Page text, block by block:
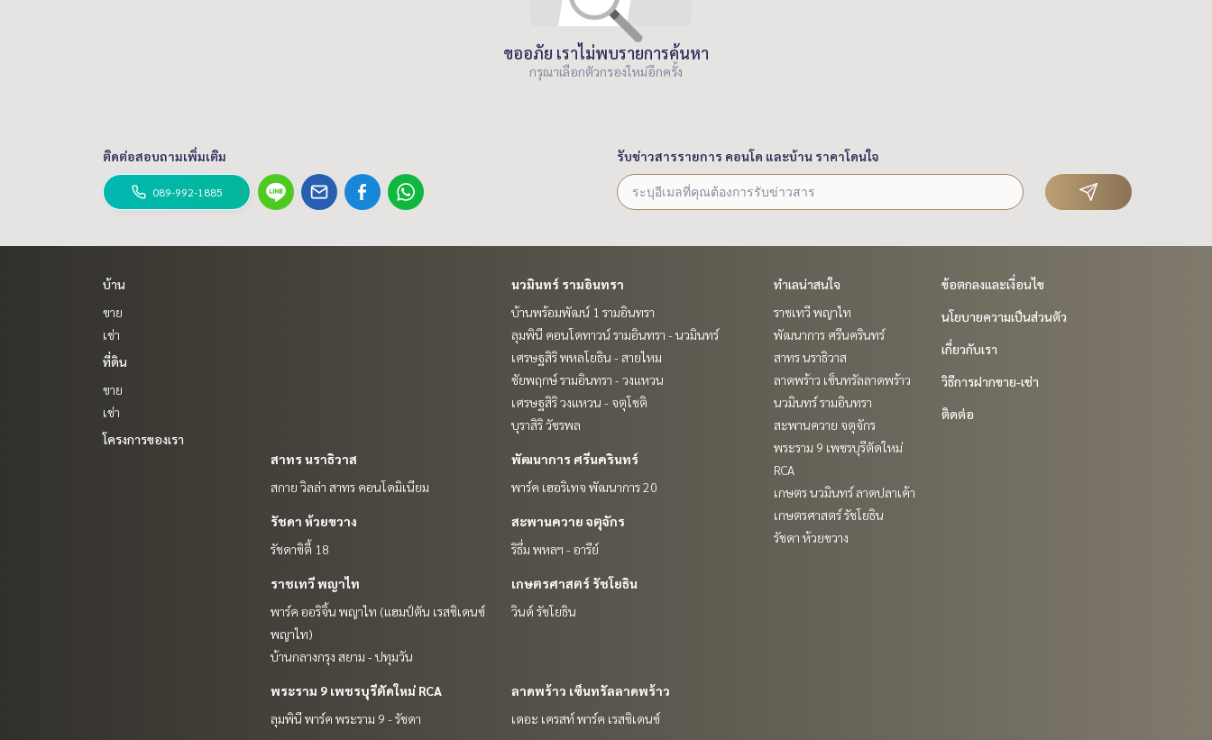
ขออภัย เราไม่พบรายการค้นหา
กรุณาเลือกตัวกรองใหม่อีกครั้ง
ติดต่อสอบถามเพิ่มเติม
089-992-1885
รับข่าวสารรายการ คอนโด และบ้าน ราคาโดนใจ
บ้าน
ขาย
เช่า
ที่ดิน
ขาย
เช่า
โครงการของเรา
นวมินทร์ รามอินทรา
บ้านพร้อมพัฒน์ 1 รามอินทรา
ลุมพินี คอนโดทาวน์ รามอินทรา - นวมินทร์
เศรษฐสิริ พหลโยธิน - สายไหม
ชัยพฤกษ์ รามอินทรา - วงแหวน
เศรษฐสิริ วงแหวน - จตุโชติ
บุราสิริ วัชรพล
สาทร นราธิวาส
สกาย วิลล่า สาทร คอนโดมิเนียม
พัฒนาการ ศรีนครินทร์
พาร์ค เฮอริเทจ พัฒนาการ 20
รัชดา ห้วยขวาง
รัชดาซิตี้ 18
สะพานควาย จตุจักร
ริธึ่ม พหลฯ - อารีย์
ราชเทวี พญาไท
พาร์ค ออริจิ้น พญาไท (แฮมป์ตัน เรสซิเดนซ์
พญาไท)
บ้านกลางกรุง สยาม - ปทุมวัน
เกษตรศาสตร์ รัชโยธิน
วินด์ รัชโยธิน
พระราม 9 เพชรบุรีตัดใหม่ RCA
ลุมพินี พาร์ค พระราม 9 - รัชดา
ลาดพร้าว เซ็นทรัลลาดพร้าว
เดอะ เครสท์ พาร์ค เรสซิเดนซ์
ทำเลน่าสนใจ
ราชเทวี พญาไท
พัฒนาการ ศรีนครินทร์
สาทร นราธิวาส
ลาดพร้าว เซ็นทรัลลาดพร้าว
นวมินทร์ รามอินทรา
สะพานควาย จตุจักร
พระราม 9 เพชรบุรีตัดใหม่
RCA
เกษตร นวมินทร์ ลาดปลาเค้า
เกษตรศาสตร์ รัชโยธิน
รัชดา ห้วยขวาง
ข้อตกลงและเงื่อนไข
นโยบายความเป็นส่วนตัว
เกี่ยวกับเรา
วิธีการฝากขาย-เช่า
ติดต่อ